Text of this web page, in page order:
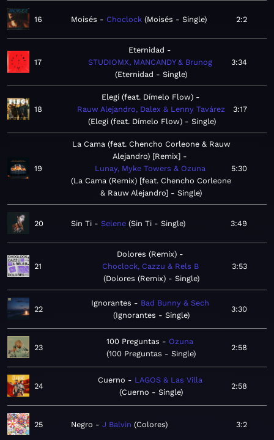
16 Moisés Choclock Moisés - Single 2:2
17
Eternidad
STUDIOMX, MANCANDY & Brunog
Eternidad - Single
3:34
18
Elegí (feat. Dímelo Flow)
Rauw Alejandro, Dalex & Lenny Tavárez
Elegí (feat. Dímelo Flow) - Single
3:17
19
La Cama (feat. Chencho Corleone & Rauw
Alejandro) [Remix]
Lunay, Myke Towers & Ozuna
La Cama (Remix) [feat. Chencho Corleone
& Rauw Alejandro] - Single
5:30
20 Sin Ti Selene Sin Ti - Single 3:49
21
Dolores (Remix)
Choclock, Cazzu & Rels B
Dolores (Remix) - Single
3:53
22
Ignorantes
Bad Bunny & Sech
Ignorantes - Single
3:30
23
100 Preguntas
Ozuna
100 Preguntas - Single
2:58
24
Cuerno
LAGOS & Las Villa
Cuerno - Single
2:58
25 Negro J Balvin Colores 3:2